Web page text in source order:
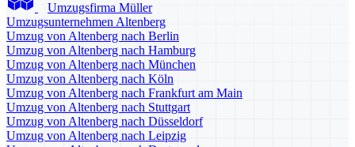
Umzugsfirma Müller
Umzugsunternehmen Altenberg
Umzug von Altenberg nach Berlin
Umzug von Altenberg nach Hamburg
Umzug von Altenberg nach München
Umzug von Altenberg nach Köln
Umzug von Altenberg nach Frankfurt am Main
Umzug von Altenberg nach Stuttgart
Umzug von Altenberg nach Düsseldorf
Umzug von Altenberg nach Leipzig